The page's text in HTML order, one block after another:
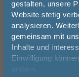
gestalten, unsere
Website stetig
analysieren.
gemeinsam mit
Inhalte und
Einwilligung
ändern.
Geberit
Melde
50€*